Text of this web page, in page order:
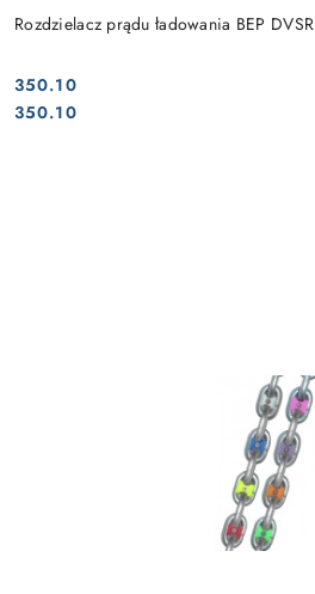
Rozdzielacz prądu ładowania BEP DVSR
Cena:
350.10
Cena:
350.10